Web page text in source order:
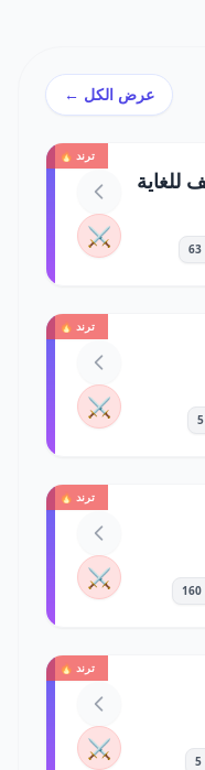
عرض الكل ←
ترند 🔥
للغاية
⚔️
ترند 🔥
⚔️
ترند 🔥
⚔️
ترند 🔥
⚔️